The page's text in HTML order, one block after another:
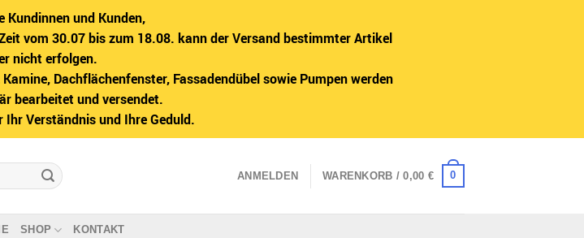
Kundinnen und Kunden,
vom 30.07 bis zum 18.08. kann der Versand bestimmter Artikel
nicht erfolgen.
Dachflächenfenster, Fassadendübel sowie Pumpen werden
bearbeitet und versendet.
Ihr Verständnis und Ihre Geduld.
ANMELDEN WARENKORB /0,00 € 0
SHOP KONTAKT